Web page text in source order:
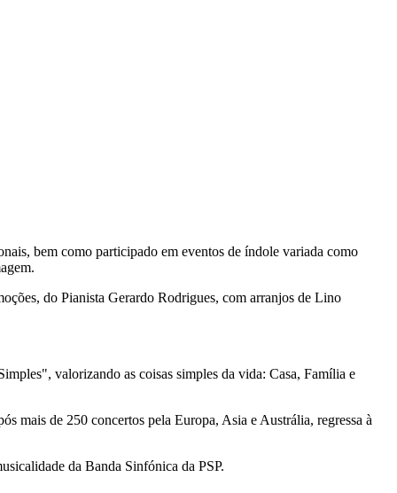
bem como participado em eventos de índole variada como
do Pianista Gerardo Rodrigues, com arranjos de Lino
valorizando as coisas simples da vida: Casa, Família e
mais de 250 concertos pela Europa, Asia e Austrália, regressa à
da Banda Sinfónica da PSP.